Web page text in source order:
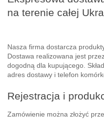
na terenie całej
Nasza firma dostarcza
Dostawa realizowana jest
dogodną dla kupującego.
adres dostawy i telefon
Rejestracja i
Zamówienie można złożyć